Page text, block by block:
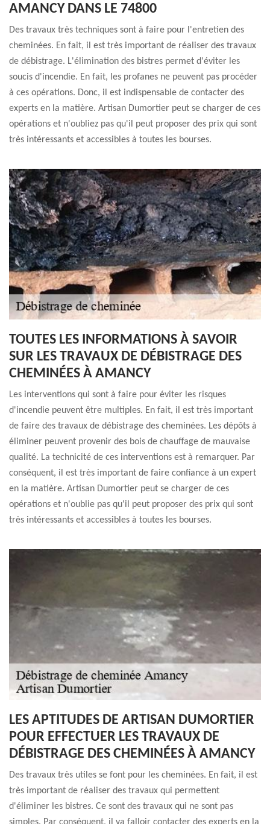
AMANCY DANS LE 74800
Des travaux très techniques sont à faire pour l'entretien des
cheminées. En fait, il est très important de réaliser des travaux
de débistrage. L'élimination des bistres permet d'éviter les
soucis d'incendie. En fait, les profanes ne peuvent pas procéder
à ces opérations. Donc, il est indispensable de contacter des
experts en la matière. Artisan Dumortier peut se charger de ces
opérations et n'oubliez pas qu'il peut proposer des prix qui sont
très intéressants et accessibles à toutes les bourses.
TOUTES LES INFORMATIONS À SAVOIR
SUR LES TRAVAUX DE DÉBISTRAGE DES
CHEMINÉES À AMANCY
Les interventions qui sont à faire pour éviter les risques
d'incendie peuvent être multiples. En fait, il est très important
de faire des travaux de débistrage des cheminées. Les dépôts à
éliminer peuvent provenir des bois de chauffage de mauvaise
qualité. La technicité de ces interventions est à remarquer. Par
conséquent, il est très important de faire confiance à un expert
en la matière. Artisan Dumortier peut se charger de ces
opérations et n'oublie pas qu'il peut proposer des prix qui sont
très intéressants et accessibles à toutes les bourses.
LES APTITUDES DE ARTISAN DUMORTIER
POUR EFFECTUER LES TRAVAUX DE
DÉBISTRAGE DES CHEMINÉES À AMANCY
Des travaux très utiles se font pour les cheminées. En fait, il est
très important de réaliser des travaux qui permettent
d'éliminer les bistres. Ce sont des travaux qui ne sont pas